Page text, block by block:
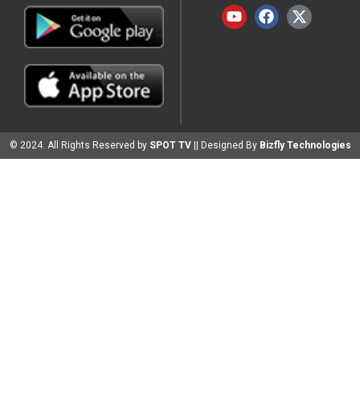
© 2024. All Rights Reserved by SPOT TV || Designed By Bizfly Technologies